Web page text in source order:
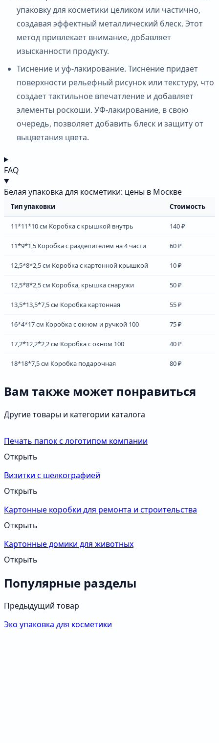
упаковку для косметики целиком или частично,
создавая эффектный металлический блеск. Этот
метод привлекает внимание, добавляет
изысканности продукту.
Тиснение и уф-лакирование. Тиснение придает
поверхности рельефный рисунок или текстуру, что
создает тактильное впечатление и добавляет
элементы роскоши. УФ-лакирование, в свою
очередь, позволяет добавить блеск и защиту от
выцветания цвета.
FAQ
Белая упаковка для косметики: цены в Москве
Тип упаковки Стоимость
11*11*10 см Коробка с крышкой внутрь 140 ₽
11*9*1,5 Коробка с разделителем на 4 части 60 ₽
12,5*8*2,5 см Коробка с картонной крышкой 10 ₽
12,5*8*2,5 см Коробка, крышка снаружи 50 ₽
13,5*13,5*7,5 см Коробка картонная 55 ₽
16*4*17 см Коробка с окном и ручкой 100 75 ₽
17,2*12,2*2,2 см Коробка с окном 100 40 ₽
18*18*7,5 см Коробка подарочная 80 ₽
Вам также может понравиться
Другие товары и категории каталога
Печать папок с логотипом компании
Открыть
Визитки с шелкографией
Открыть
Картонные коробки для ремонта и строительства
Открыть
Картонные домики для животных
Открыть
Популярные разделы
Предыдущий товар
Эко упаковка для косметики